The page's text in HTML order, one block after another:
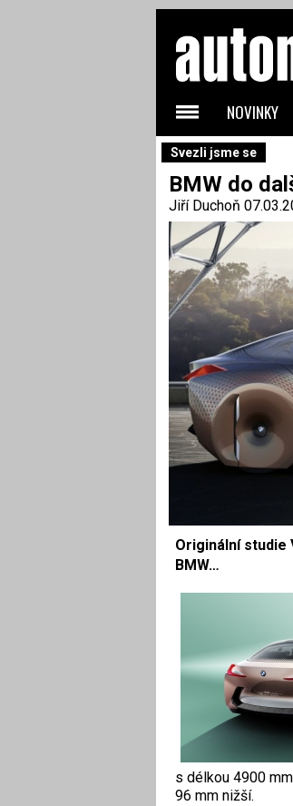
Svezli jsme se
BMW do
Jiří Duchoň
Originální studie
BMW…
s délkou 4900
96 mm nižší.
NOVINKY